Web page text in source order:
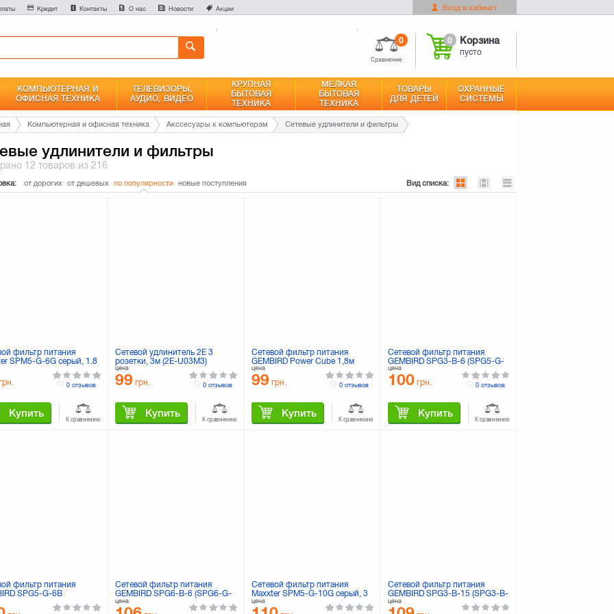
Кредит Контакты О нас Новости Акции Вход в кабинет
Сравнение
0 0 Корзина
пусто
КОМПЬЮТЕРНАЯ И
ОФИСНАЯ ТЕХНИКА
ТЕЛЕВИЗОРЫ,
АУДИО, ВИДЕО
КРУПНАЯ
БЫТОВАЯ
ТЕХНИКА
МЕЛКАЯ
БЫТОВАЯ
ТЕХНИКА
ТОВАРЫ
ДЛЯ ДЕТЕЙ
ОХРАННЫЕ
СИСТЕМЫ
Компьютерная и офисная техника Акссесуары к компьютерам Сетевые удлинители и фильтры
удлинители и фильтры
12 товаров из 216
от дорогих от дешевых по популярности новые поступления Вид списка:
фильтр питания
SPM5-G-6G серый, 1.8
5 розеток
Купить
0 отзывов
К сравнению
Сетевой удлинитель 2E 3
розетки, 3м (2E-U03M3)
цена
99 грн.
Купить
0 отзывов
К сравнению
Сетевой фильтр питания
GEMBIRD Power Cube 1,8м
(SPG6-G-6B) черный
цена
99 грн.
Купить
0 отзывов
К сравнению
Сетевой фильтр питания
GEMBIRD SPG3-B-6 (SPG5-G-
6G)
цена
100 грн.
Купить
0 отзывов
К сравнению
фильтр питания
SPG5-G-6B
Сетевой фильтр питания
GEMBIRD SPG6-B-6 (SPG6-G-
6G)
цена
Сетевой фильтр питания
Maxxter SPM5-G-10G серый, 3
м кабель, 5 розеток
цена
Сетевой фильтр питания
GEMBIRD SPG3-B-15 (SPG3-B-
15 PPB/ SPG5-G-15B)
цена
Сравнение Оформить заказ